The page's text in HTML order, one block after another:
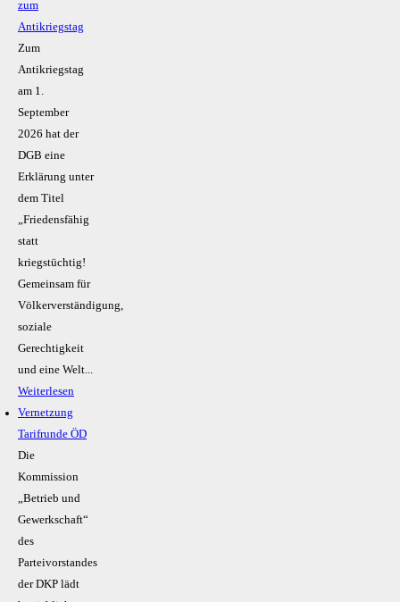
zum
Antikriegstag
Zum
Antikriegstag
am 1.
September
2026 hat der
DGB eine
Erklärung unter
dem Titel
„Friedensfähig
statt
kriegstüchtig!
Gemeinsam für
Völkerverständigung,
soziale
Gerechtigkeit
und eine Welt...
Weiterlesen
Vernetzung
Tarifrunde ÖD
Die
Kommission
„Betrieb und
Gewerkschaft“
des
Parteivorstandes
der DKP lädt